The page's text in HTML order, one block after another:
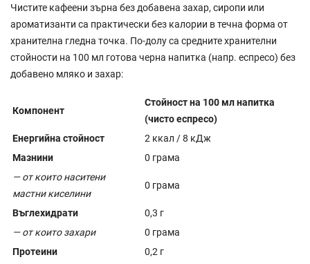
Чистите кафеени зърна без добавена захар, сиропи или
ароматизанти са практически без калории в течна форма от
хранителна гледна точка. По-долу са средните хранителни
стойности на 100 мл готова черна напитка (напр. еспресо) без
добавено мляко и захар:
Компонент
Стойност на 100 мл напитка
(чисто еспресо)
Енергийна стойност
2 ккал / 8 кДж
Мазнини
0 грама
— от които наситени
мастни киселини
0 грама
Въглехидрати
0,3 г
— от които захари
0 грама
Протеини
0,2 г